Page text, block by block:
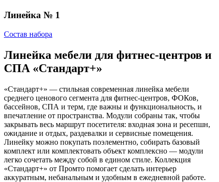
Линейка № 1
Состав набора
Линейка мебели для фитнес-центров и
СПА «Стандарт+»
«Стандарт+» — стильная современная линейка мебели
среднего ценового сегмента для фитнес-центров, ФОКов,
бассейнов, СПА и терм, где важны и функциональность, и
впечатление от пространства. Модули собраны так, чтобы
закрывать весь маршрут посетителя: входная зона и ресепшн,
ожидание и отдых, раздевалки и сервисные помещения.
Линейку можно покупать поэлементно, собирать базовый
комплект или комплектовать объект комплексно — модули
легко сочетать между собой в едином стиле. Коллекция
«Стандарт+» от Промто помогает сделать интерьер
аккуратным, небанальным и удобным в ежедневной работе.